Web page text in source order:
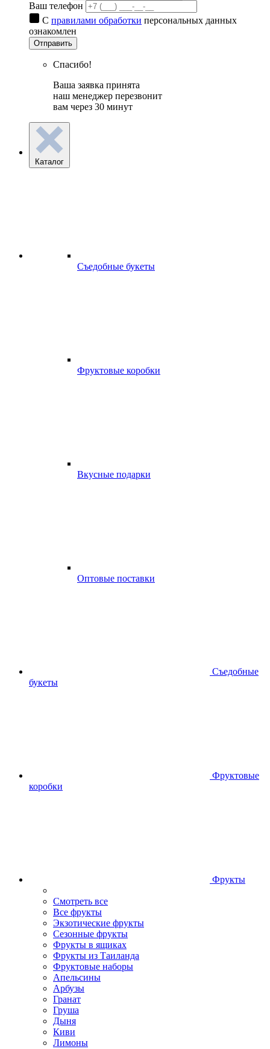
Ваш телефон
С правилами обработки персональных данных
ознакомлен
Отправить
Спасибо!
Ваша заявка принята
наш менеджер перезвонит
вам через 30 минут
Каталог
Съедобные букеты
Фруктовые коробки
Вкусные подарки
Оптовые поставки
Съедобные
букеты
Фруктовые
коробки
Фрукты
Смотреть все
Все фрукты
Экзотические фрукты
Сезонные фрукты
Фрукты в ящиках
Фрукты из Таиланда
Фруктовые наборы
Апельсины
Арбузы
Гранат
Груша
Дыня
Киви
Лимоны